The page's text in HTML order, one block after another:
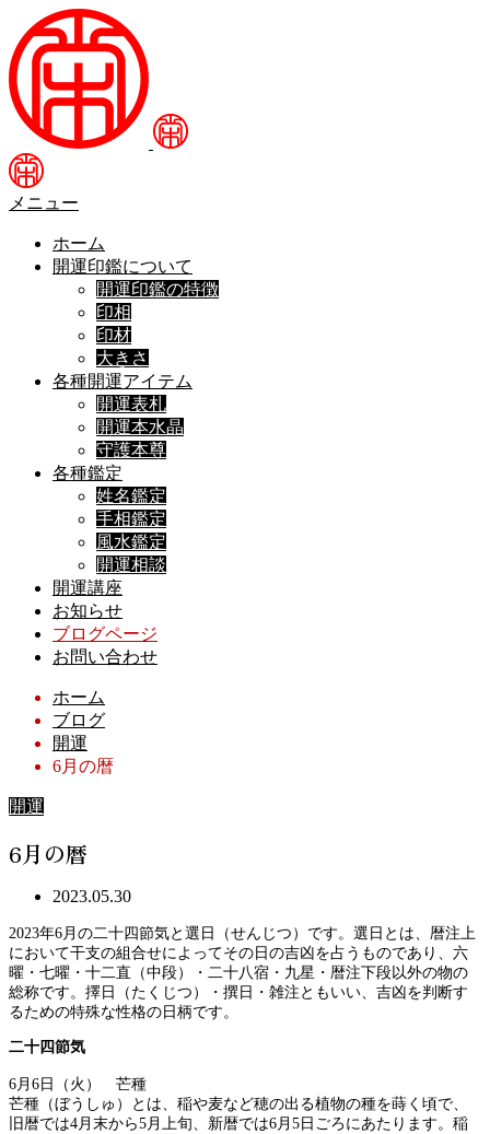
メニュー
ホーム
開運印鑑について
開運印鑑の特徴
印相
印材
大きさ
各種開運アイテム
開運表札
開運本水晶
守護本尊
各種鑑定
姓名鑑定
手相鑑定
風水鑑定
開運相談
開運講座
お知らせ
ブログページ
お問い合わせ
ホーム
ブログ
開運
6月の暦
開運
6月の暦
2023.05.30
2023年6月の二十四節気と選日（せんじつ）です。選日とは、暦注上
において干支の組合せによってその日の吉凶を占うものであり、六
曜・七曜・十二直（中段）・二十八宿・九星・暦注下段以外の物の
総称です。擇日（たくじつ）・撰日・雑注ともいい、吉凶を判断す
るための特殊な性格の日柄です。
二十四節気
6月6日（火） 芒種
芒種（ぼうしゅ）とは、稲や麦など穂の出る植物の種を蒔く頃で、
旧暦では4月末から5月上旬、新暦では6月5日ごろにあたります。稲